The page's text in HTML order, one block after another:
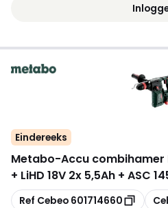
Eindereeks
Metabo-Accu combihamer
+ LiHD 18V 2x 5,5Ah + ASC
Kopiëren
Ref Cebeo 601714660